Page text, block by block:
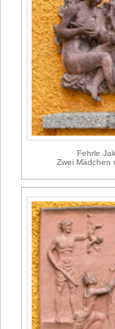
Fehrle
Zwei Mädchen